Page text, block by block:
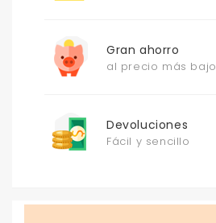
Gran ahorro
al precio más bajo
Devoluciones
Fácil y sencillo